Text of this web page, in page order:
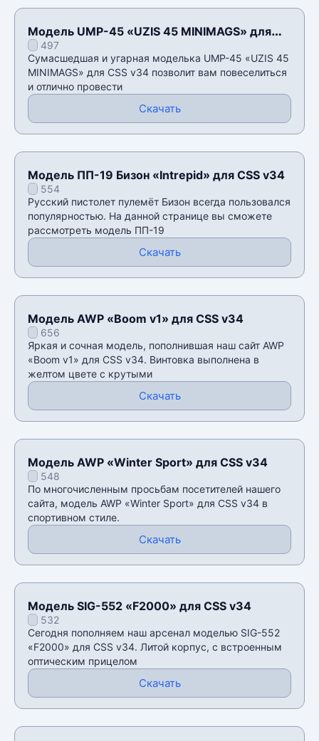
Модель UMP-45 «UZIS 45 MINIMAGS» для
CSS v34
497
Сумасшедшая и угарная моделька UMP-45 «UZIS 45
MINIMAGS» для CSS v34 позволит вам повеселиться
и отлично провести
Скачать
Модель ПП-19 Бизон «Intrepid» для CSS v34
554
Русский пистолет пулемëт Бизон всегда пользовался
популярностью. На данной странице вы сможете
рассмотреть модель ПП-19
Скачать
Модель AWP «Boom v1» для CSS v34
656
Яркая и сочная модель, пополнившая наш сайт AWP
«Boom v1» для CSS v34. Винтовка выполнена в
желтом цвете с крутыми
Скачать
Модель AWP «Winter Sport» для CSS v34
548
По многочисленным просьбам посетителей нашего
сайта, модель AWP «Winter Sport» для CSS v34 в
спортивном стиле.
Скачать
Модель SIG-552 «F2000» для CSS v34
532
Сегодня пополняем наш арсенал моделью SIG-552
«F2000» для CSS v34. Литой корпус, с встроенным
оптическим прицелом
Скачать